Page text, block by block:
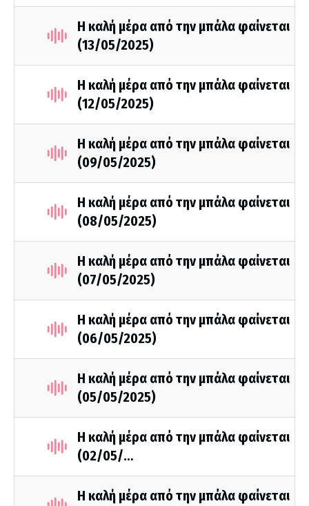
Η καλή μέρα από την μπάλα φαίνεται
(13/05/2025)
Η καλή μέρα από την μπάλα φαίνεται
(12/05/2025)
Η καλή μέρα από την μπάλα φαίνεται
(09/05/2025)
Η καλή μέρα από την μπάλα φαίνεται
(08/05/2025)
Η καλή μέρα από την μπάλα φαίνεται
(07/05/2025)
Η καλή μέρα από την μπάλα φαίνεται
(06/05/2025)
Η καλή μέρα από την μπάλα φαίνεται
(05/05/2025)
Η καλή μέρα από την μπάλα φαίνεται
(02/05/…
Η καλή μέρα από την μπάλα φαίνεται